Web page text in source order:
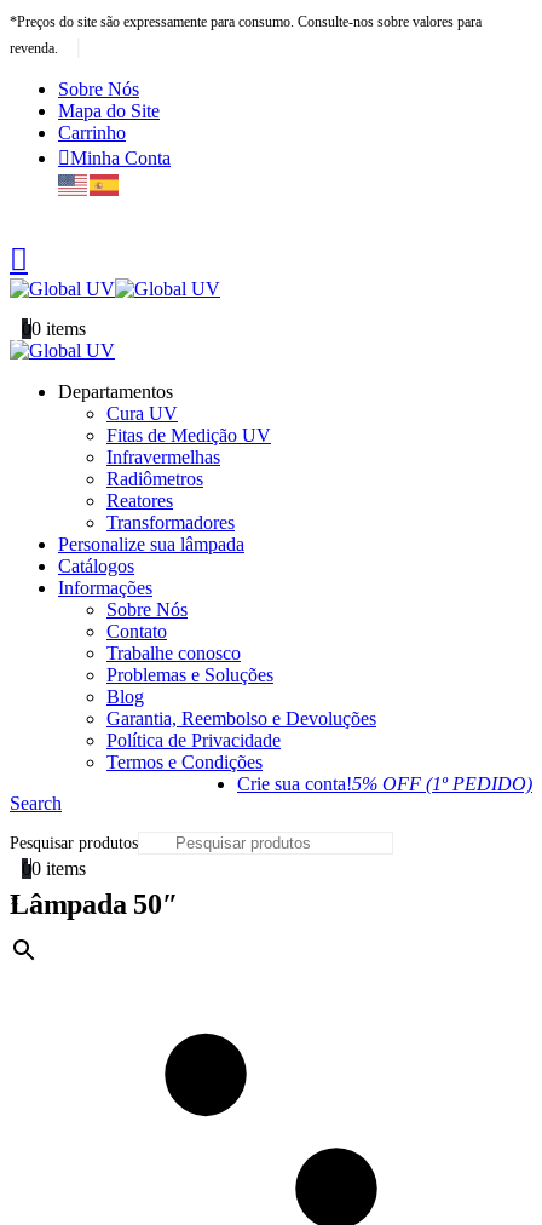
*Preços do site são expressamente para consumo. Consulte-nos sobre valores para
revenda.
Sobre Nós
Mapa do Site
Carrinho
Minha Conta
00 items
Departamentos
Cura UV
Fitas de Medição UV
Infravermelhas
Radiômetros
Reatores
Transformadores
Personalize sua lâmpada
Catálogos
Informações
Sobre Nós
Contato
Trabalhe conosco
Problemas e Soluções
Blog
Garantia, Reembolso e Devoluções
Política de Privacidade
Termos e Condições
Crie sua conta!5% OFF (1º PEDIDO)
Search
Pesquisar produtos
×
00 items
Lâmpada 50″